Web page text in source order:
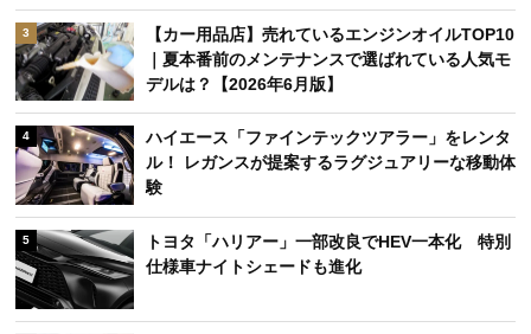
3
【カー用品店】売れているエンジンオイルTOP10
｜夏本番前のメンテナンスで選ばれている人気モ
デルは？【2026年6月版】
4
ハイエース「ファインテックツアラー」をレンタ
ル！ レガンスが提案するラグジュアリーな移動体
験
5
トヨタ「ハリアー」一部改良でHEV一本化 特別
仕様車ナイトシェードも進化